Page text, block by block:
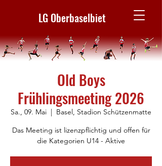
LG Oberbaselbiet
Old Boys
Frühlingsmeeting 2026
Sa., 09. Mai
  |
Basel, Stadion Schützenmatte
Das Meeting ist lizenzpflichtig und offen für
die Kategorien U14 - Aktive